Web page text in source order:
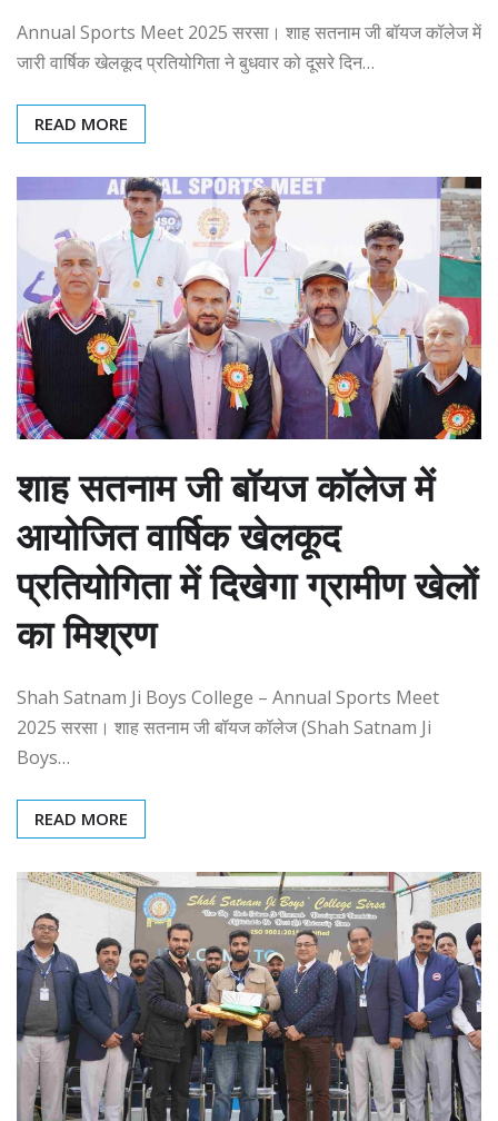
Annual Sports Meet 2025 सरसा। शाह सतनाम जी बॉयज कॉलेज में
जारी वार्षिक खेलकूद प्रतियोगिता ने बुधवार को दूसरे दिन…
READ MORE
शाह सतनाम जी बॉयज कॉलेज में
आयोजित वार्षिक खेलकूद
प्रतियोगिता में दिखेगा ग्रामीण खेलों
का मिश्रण
Shah Satnam Ji Boys College – Annual Sports Meet
2025 सरसा। शाह सतनाम जी बॉयज कॉलेज (Shah Satnam Ji
Boys…
READ MORE